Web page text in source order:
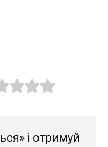
і отримуй